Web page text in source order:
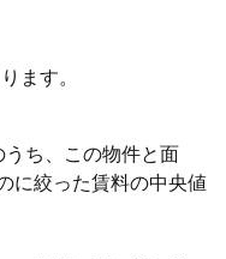
ます。
ち、この物件と面
に絞った賃料の中央値